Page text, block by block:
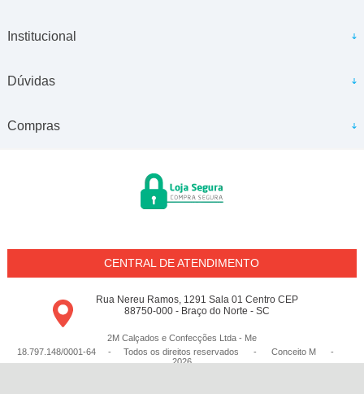
Institucional
Dúvidas
Compras
CENTRAL DE ATENDIMENTO
Rua Nereu Ramos, 1291 Sala 01 Centro CEP
88750-000 - Braço do Norte - SC
2M Calçados e Confecções Ltda - Me
18.797.148/0001-64 - Todos os direitos reservados
- Conceito M
-
2026